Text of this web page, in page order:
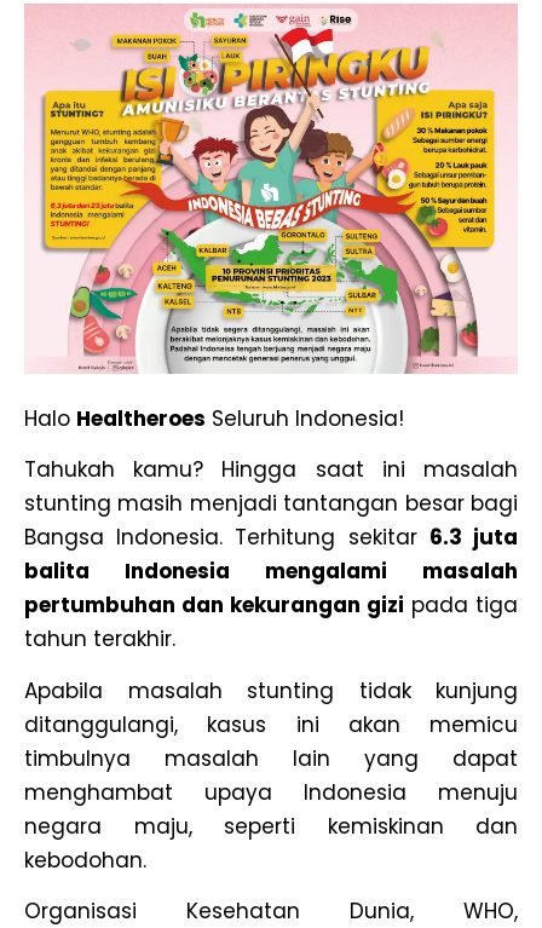
Halo Healtheroes Seluruh Indonesia!
Tahukah kamu? Hingga saat ini masalah
stunting masih menjadi tantangan besar bagi
Bangsa Indonesia. Terhitung sekitar 6.3 juta
balita Indonesia mengalami masalah
pertumbuhan dan kekurangan gizi pada tiga
tahun terakhir.
Apabila masalah stunting tidak kunjung
ditanggulangi, kasus ini akan memicu
timbulnya masalah lain yang dapat
menghambat upaya Indonesia menuju
negara maju, seperti kemiskinan dan
kebodohan.
Organisasi Kesehatan Dunia, WHO,